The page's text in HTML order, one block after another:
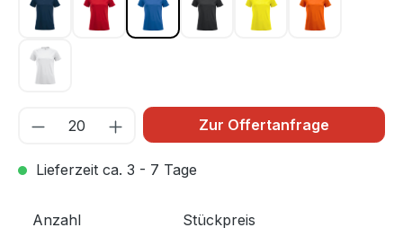
Dark navy 580
Rot 35 Royal Blau 55Schwarz 99Warnschutz Gelb 11
Warnschutz
Weiss 00
Zur Offertanfrage
Lieferzeit ca. 3 - 7 Tage
Anzahl Stückpreis